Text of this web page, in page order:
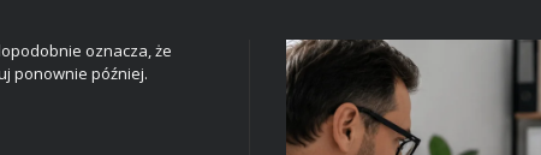
oznacza, że
ponownie później.